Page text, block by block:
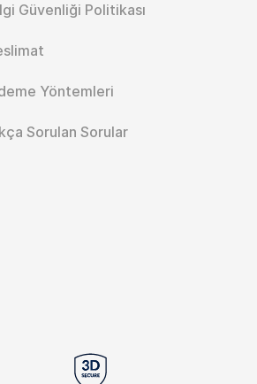
Güvenliği Politikası
Yöntemleri
Sorulan Sorular